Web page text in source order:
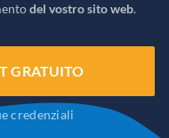
del vostro sito web.
GRATUITO
credenziali